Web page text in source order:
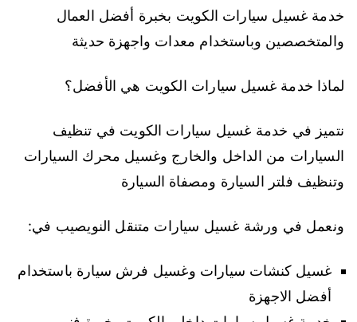
خدمة غسيل سيارات الكويت بخبرة أفضل العمال
والمتخصصين وباستخدام معدات واجهزة حديثة
لماذا خدمة غسيل سيارات الكويت هي الأفضل؟
نتميز في خدمة غسيل سيارات الكويت في تنظيف
السيارات من الداخل والخارج وغسيل محرك السيارات
وتنظيف فلتر السيارة ومصفاة السيارة
ونعمل في ورشة غسيل سيارات متنقل النويصيب في:
غسيل كنشات سيارات وغسيل فرش سيارة باستخدام
أفضل الاجهزة